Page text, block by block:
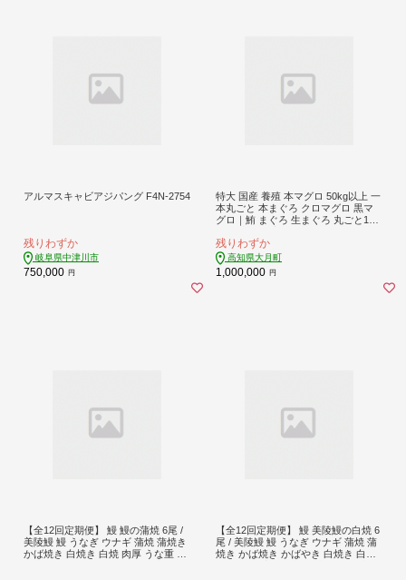
アルマスキャビアジパング F4N-2754
残りわずか
岐阜県中津川市
750,000 円
特大 国産 養殖 本マグロ 50kg以上 一
本丸ごと 本まぐろ クロマグロ 黒マ
グロ｜鮪 まぐろ 生まぐろ 丸ごと1本
身 寿司 パーティー 業務用 イベント
解体ショー 限定数量 飲食店 高知県
大月町産
残りわずか
高知県大月町
1,000,000 円
【全12回定期便】 鰻 鰻の蒲焼 6尾 /
美陵鰻 鰻 うなぎ ウナギ 蒲焼 蒲焼き
かば焼き 白焼き 白焼 肉厚 うな重 う
【全12回定期便】 鰻 美陵鰻の白焼 6
尾 / 美陵鰻 鰻 うなぎ ウナギ 蒲焼 蒲
焼き かば焼き かばやき 白焼き 白焼